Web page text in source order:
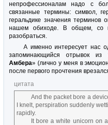
непрофессионалам надо с
связанные термины: символ,
геральдике значения терминов
нашем обиходе. В общем, со
разобраться.
А именно интересует нас
запоминающийся отрывок из
Амбера» (лично у меня в
после первого прочтения
цитата
And the packet bore a
I knelt, perspiration suddenly
rapidly.
It bore a white unicorn on